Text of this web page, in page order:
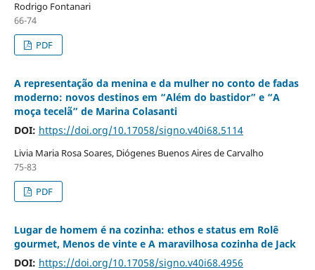
Rodrigo Fontanari
66-74
PDF
A representação da menina e da mulher no conto de fadas
moderno: novos destinos em “Além do bastidor” e “A
moça tecelã” de Marina Colasanti
DOI: https://doi.org/10.17058/signo.v40i68.5114
Livia Maria Rosa Soares, Diógenes Buenos Aires de Carvalho
75-83
PDF
Lugar de homem é na cozinha: ethos e status em Rolê
gourmet, Menos de vinte e A maravilhosa cozinha de Jack
DOI: https://doi.org/10.17058/signo.v40i68.4956